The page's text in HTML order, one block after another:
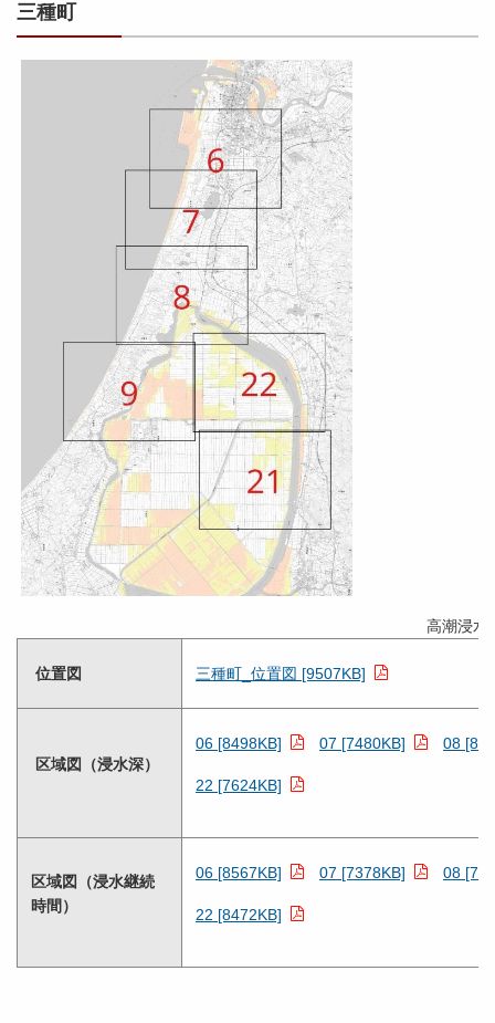
三種町
高潮浸水
位置図 三種町_位置図 [9507KB]
区域図（浸水深）
06 [8498KB] 07 [7480KB] 08
22 [7624KB]
区域図（浸水継続
時間）
06 [8567KB] 07 [7378KB] 08
22 [8472KB]